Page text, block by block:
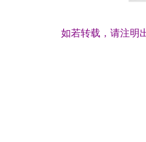
如若转载，请注